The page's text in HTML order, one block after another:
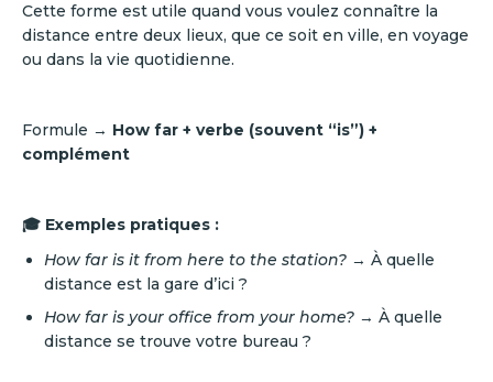
Cette forme est utile quand vous voulez connaître la
distance entre deux lieux, que ce soit en ville, en voyage
ou dans la vie quotidienne.
Formule → How far + verbe (souvent “is”) +
complément
🎓 Exemples pratiques :
How far is it from here to the station? → À quelle
distance est la gare d’ici ?
How far is your office from your home? → À quelle
distance se trouve votre bureau ?